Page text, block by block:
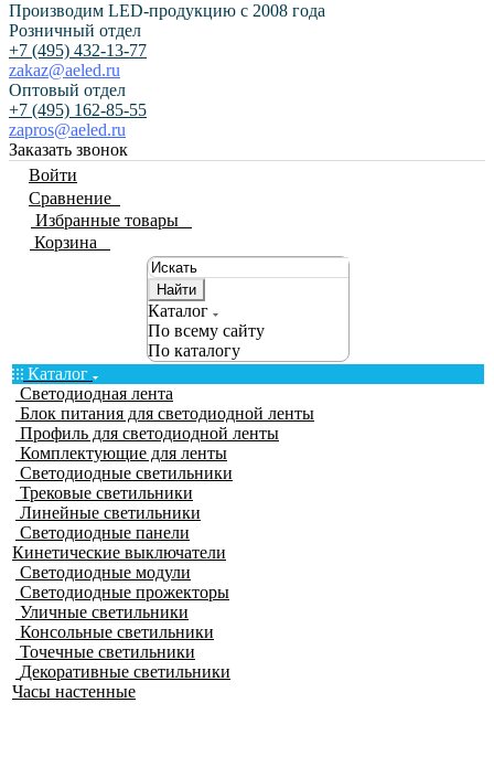
Производим LED-продукцию с 2008 года
Розничный отдел
+7 (495) 432-13-77
zakaz@aeled.ru
Оптовый отдел
+7 (495) 162-85-55
zapros@aeled.ru
Заказать звонок
Войти
Сравнение
Избранные товары
Корзина
Найти
Каталог
По всему сайту
По каталогу
Каталог
Светодиодная лента
Блок питания для светодиодной ленты
Профиль для светодиодной ленты
Комплектующие для ленты
Светодиодные светильники
Трековые светильники
Линейные светильники
Светодиодные панели
Кинетические выключатели
Светодиодные модули
Светодиодные прожекторы
Уличные светильники
Консольные светильники
Точечные светильники
Декоративные светильники
Часы настенные